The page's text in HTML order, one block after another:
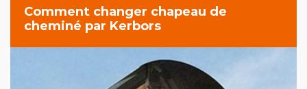
Comment changer chapeau de
cheminé par Kerbors